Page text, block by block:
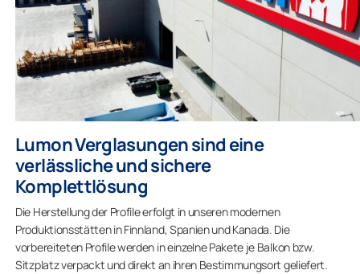
Lumon Verglasungen sind eine
verlässliche und sichere
Komplettlösung
Die Herstellung der Profile erfolgt in unseren modernen
Produktionsstätten in Finnland, Spanien und Kanada. Die
vorbereiteten Profile werden in einzelne Pakete je Balkon bzw.
Sitzplatz verpackt und direkt an ihren Bestimmungsort geliefert.